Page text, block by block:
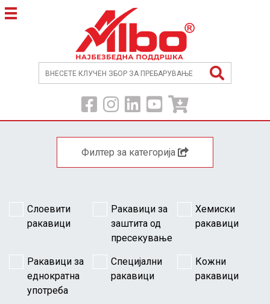
Филтер за категорија
Слоевити
ракавици
Ракавици за
заштита од
пресекување
Хемиски
ракавици
Ракавици за
еднократна
употреба
Специјални
ракавици
Кожни
ракавици